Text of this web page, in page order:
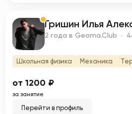
Г Гришин Илья
2 года в Geoma.Club ·
Школьная физика Механика
от 1200 ₽
за занятие
Перейти в профиль